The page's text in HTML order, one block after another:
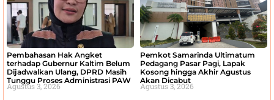
Pembahasan Hak Angket
terhadap Gubernur Kaltim Belum
Dijadwalkan Ulang, DPRD Masih
Tunggu Proses Administrasi PAW
Agustus 3, 2026
Pemkot Samarinda Ultimatum
Pedagang Pasar Pagi, Lapak
Kosong hingga Akhir Agustus
Akan Dicabut
Agustus 3, 2026